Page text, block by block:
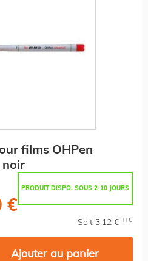
films OHPen
noir
PRODUIT DISPO. SOUS 2-10 JOURS
€
Soit 3,12 € TTC
Ajouter au panier